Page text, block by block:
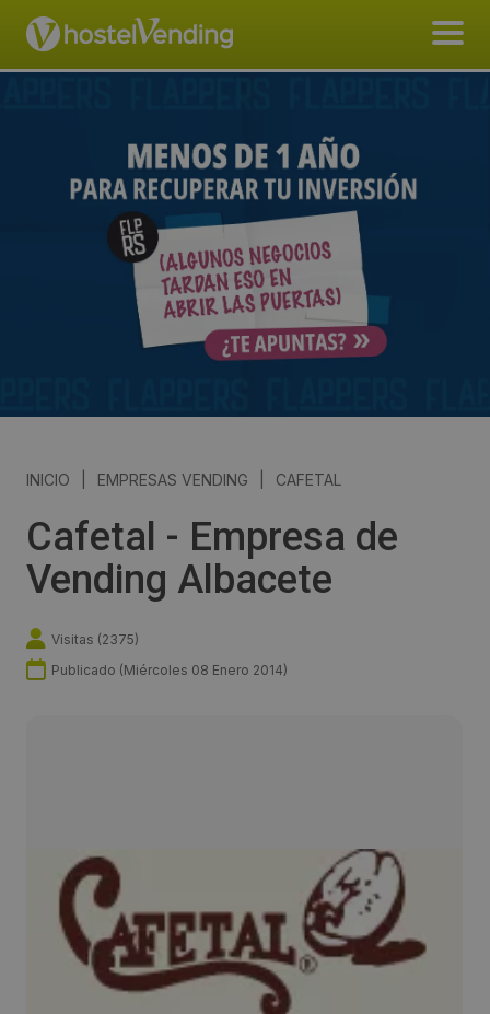
INICIO EMPRESAS VENDING CAFETAL
Cafetal - Empresa de
Vending Albacete
Visitas (2375)
Publicado (Miércoles 08 Enero 2014)